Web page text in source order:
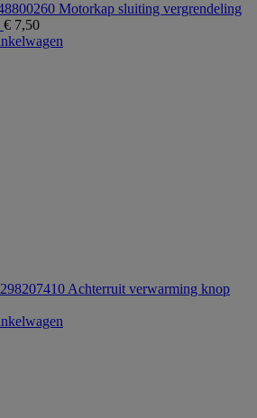
Motorkap sluiting vergrendeling
€ 7,50
Achterruit verwarming knop